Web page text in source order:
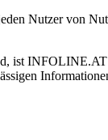
Nutzer von
ist